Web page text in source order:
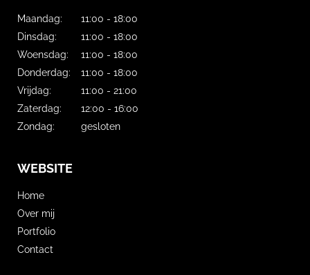
Maandag:
Dinsdag:
Woensdag:
Donderdag:
Vrijdag:
Zaterdag:
Zondag:
11:00 - 18:00
11:00 - 18:00
11:00 - 18:00
11:00 - 18:00
11:00 - 21:00
12:00 - 16:00
gesloten
WEBSITE
Home
Over mij
Portfolio
Contact